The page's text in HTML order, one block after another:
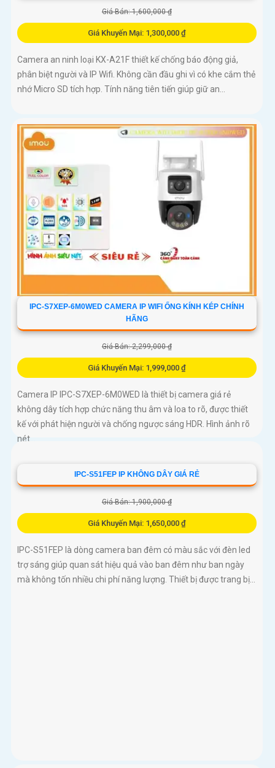
Giá Bán: 1,600,000 ₫
Giá Khuyến Mại: 1,300,000 ₫
Camera an ninh loại KX-A21F thiết kế chống báo động giả,
phân biệt người và IP Wifi. Không cần đầu ghi vì có khe cắm thẻ
nhớ Micro SD tích hợp. Tính năng tiên tiến giúp giữ an...
IPC-S7XEP-6M0WED CAMERA IP WIFI ỐNG KÍNH KÉP CHÍNH
HÃNG
Giá Bán: 2,299,000 ₫
Giá Khuyến Mại: 1,999,000 ₫
Camera IP IPC-S7XEP-6M0WED là thiết bị camera giá rẻ
không dây tích hợp chức năng thu âm và loa to rõ, được thiết
kế với phát hiện người và chống ngược sáng HDR. Hình ảnh rõ
nét...
IPC-S51FEP IP KHÔNG DÂY GIÁ RẺ
Giá Bán: 1,900,000 ₫
Giá Khuyến Mại: 1,650,000 ₫
IPC-S51FEP là dòng camera ban đêm có màu sắc với đèn led
trợ sáng giúp quan sát hiệu quả vào ban đêm như ban ngày
mà không tốn nhiều chi phí năng lượng. Thiết bị được trang bị...